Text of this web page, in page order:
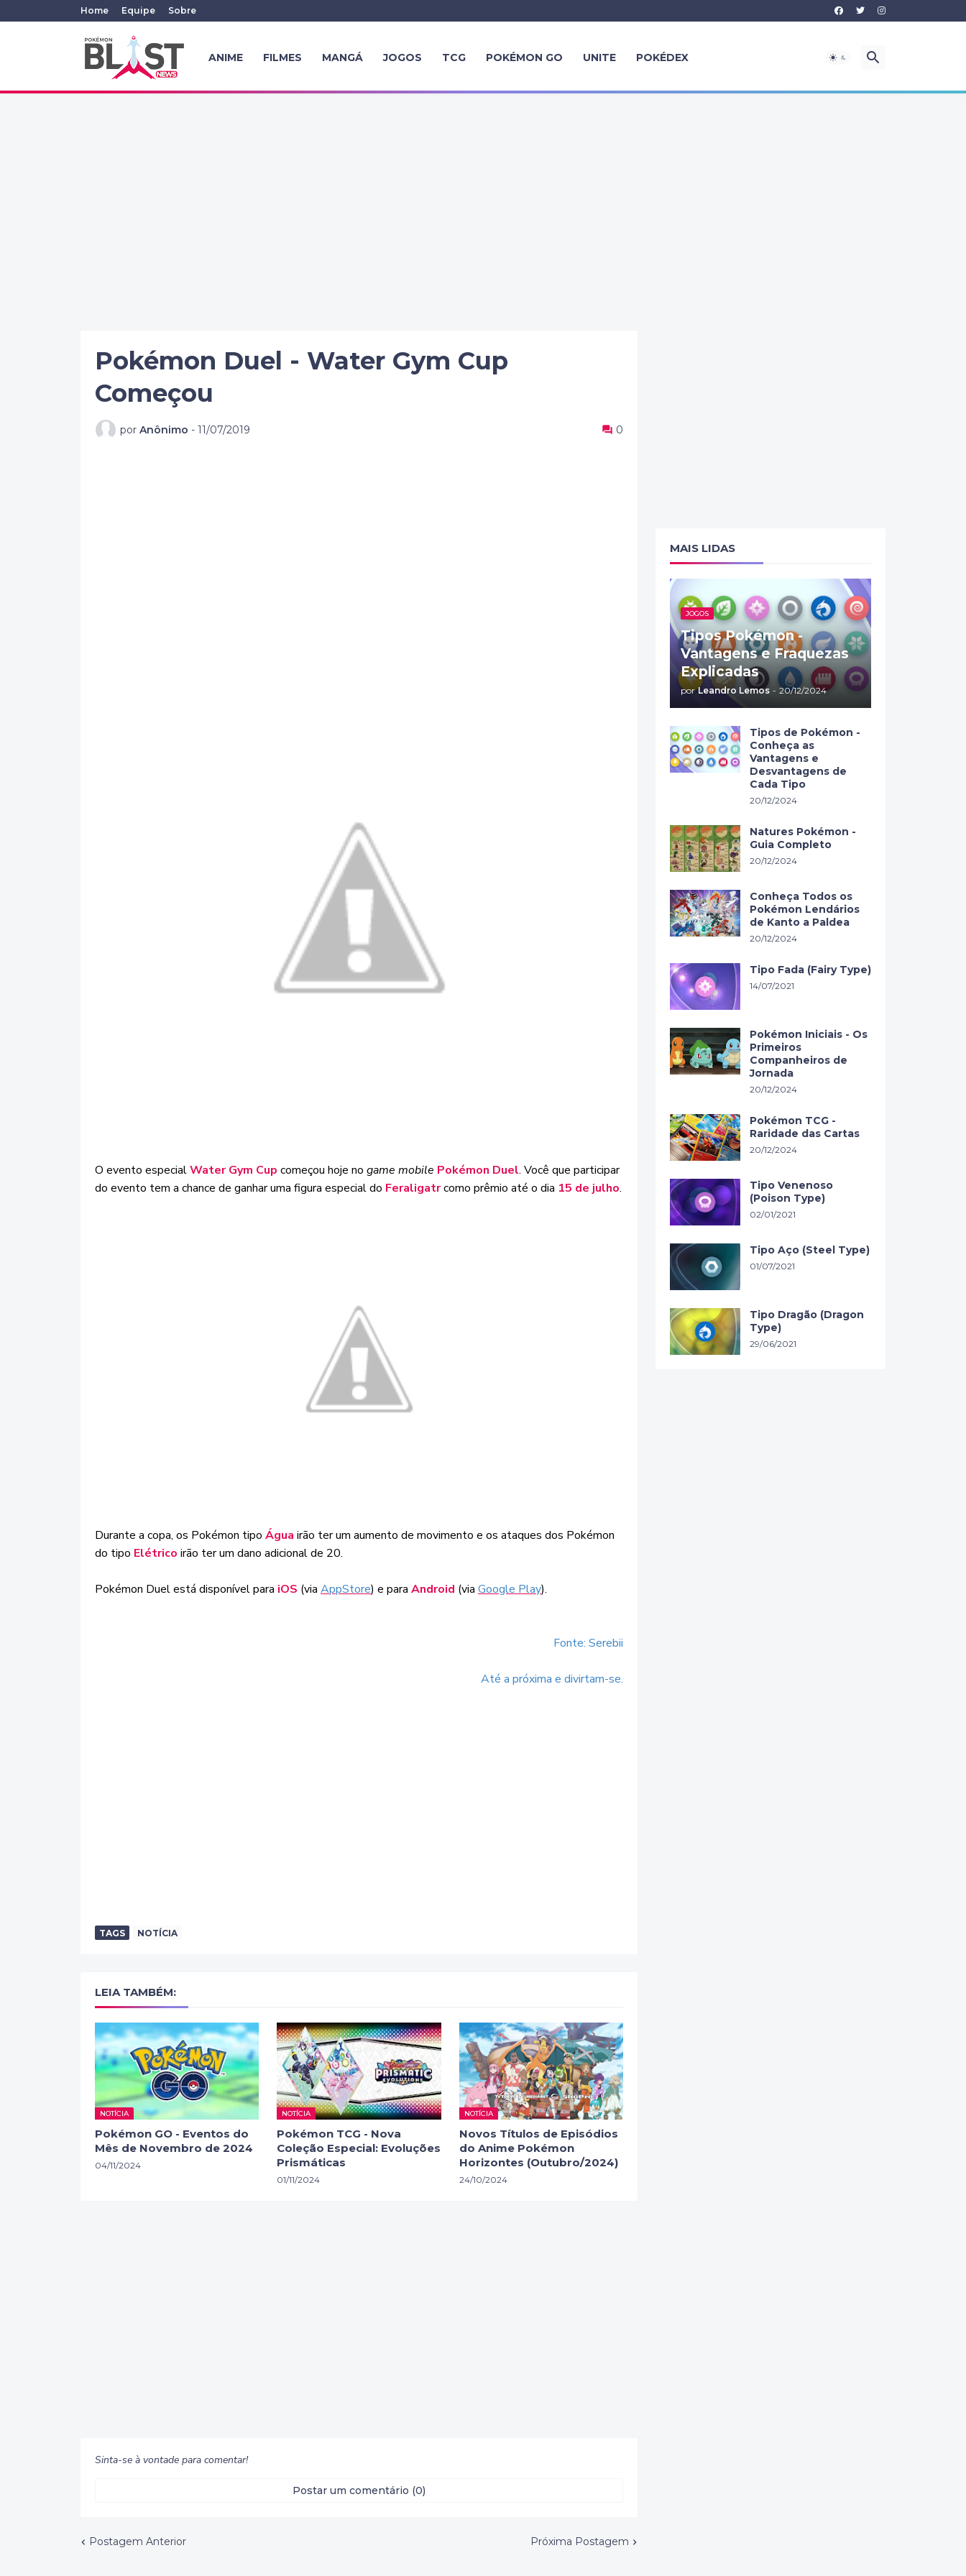
Home Equipe Sobre
ANIME FILMES MANGÁ JOGOS TCG POKÉMON GO UNITE POKÉDEX
Pokémon Duel - Water Gym Cup
Começou
por Anônimo - 11/07/2019 0
O evento especialWater Gym Cup começou hoje no game mobile Pokémon Duel. Você que participar
do evento tem a chance de ganhar uma figura especial do Feraligatrcomo prêmio até o dia 15 de julho.
Durante a copa, os Pokémon tipo Água irão ter um aumento de movimento e os ataques dos Pokémon
do tipo Elétrico irão ter um dano adicional de 20.
Pokémon Duel está disponível para iOS (via AppStore) e para Android (via Google Play).
Fonte: Serebii
Até a próxima e divirtam-se.
TAGS NOTÍCIA
LEIA TAMBÉM:
NOTÍCIA
Pokémon GO - Eventos do
Mês de Novembro de 2024
04/11/2024
NOTÍCIA
Pokémon TCG - Nova
Coleção Especial: Evoluções
Prismáticas
01/11/2024
NOTÍCIA
Novos Títulos de Episódios
do Anime Pokémon
Horizontes (Outubro/2024)
24/10/2024
Sinta-se à vontade para comentar!
Postar um comentário (0)
Postagem Anterior Próxima Postagem
MAIS LIDAS
JOGOS
Tipos Pokémon -
Vantagens e Fraquezas
Explicadas
por Leandro Lemos - 20/12/2024
Tipos de Pokémon -
Conheça as
Vantagens e
Desvantagens de
Cada Tipo
20/12/2024
Natures Pokémon -
Guia Completo
20/12/2024
Conheça Todos os
Pokémon Lendários
de Kanto a Paldea
20/12/2024
Tipo Fada (Fairy Type)
14/07/2021
Pokémon Iniciais - Os
Primeiros
Companheiros de
Jornada
20/12/2024
Pokémon TCG -
Raridade das Cartas
20/12/2024
Tipo Venenoso
(Poison Type)
02/01/2021
Tipo Aço (Steel Type)
01/07/2021
Tipo Dragão (Dragon
Type)
29/06/2021